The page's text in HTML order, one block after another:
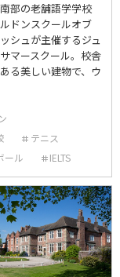
部の老舗語学学校
ドンスクールオブ
シュが主催するジュ
マースクール。校舎
る美しい建物で、ウ
テニス
ール
IELTS